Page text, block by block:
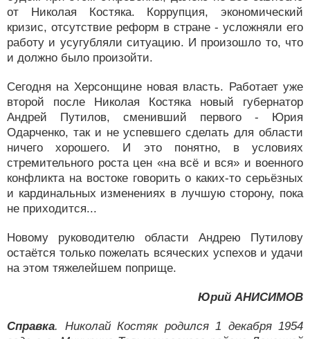
от Николая Костяка. Коррупция, экономический
кризис, отсутствие реформ в стране - усложняли его
работу и усугубляли ситуацию. И произошло то, что
и должно было произойти.
Сегодня на Херсонщине новая власть. Работает уже
второй после Николая Костяка новый губернатор
Андрей Путилов, сменивший первого - Юрия
Одарченко, так и не успевшего сделать для области
ничего хорошего. И это понятно, в условиях
стремительного роста цен «на всё и вся» и военного
конфликта на востоке говорить о каких-то серьёзных
и кардинальных изменениях в лучшую сторону, пока
не приходится...
Новому руководителю области Андрею Путилову
остаётся только пожелать всяческих успехов и удачи
на этом тяжелейшем поприще.
Юрий АНИСИМОВ
Справка. Николай Костяк родился 1 декабря 1954